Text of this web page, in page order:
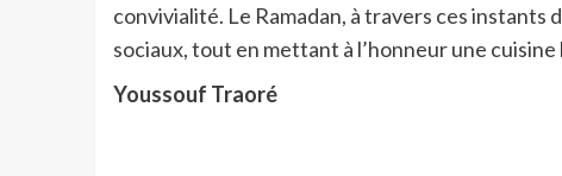
convivialité. Le Ramadan, à travers ces instants
sociaux, tout en mettant à l’honneur une
Youssouf Traoré